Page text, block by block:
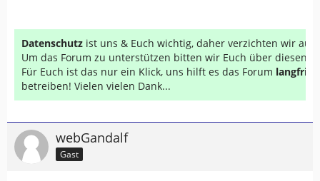
Datenschutz ist uns & Euch wichtig, daher verzichten wir auf
Um das Forum zu unterstützen bitten wir Euch über diesen
Für Euch ist das nur ein Klick, uns hilft es das Forum
betreiben! Vielen vielen Dank...
webGandalf
Gast